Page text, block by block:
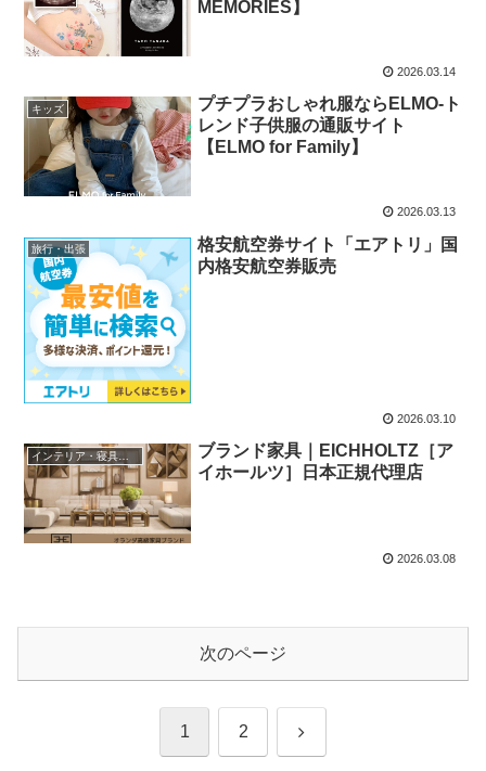
MEMORIES】
2026.03.14
キッズ
プチプラおしゃれ服ならELMO-ト
レンド子供服の通販サイト
【ELMO for Family】
2026.03.13
旅行・出張
格安航空券サイト「エアトリ」国
内格安航空券販売
2026.03.10
インテリア・寝具・収納
ブランド家具｜EICHHOLTZ［ア
イホールツ］日本正規代理店
2026.03.08
次のページ
1 2 次